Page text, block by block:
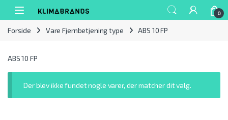
Spring til navigation
Gå til indhold
0
Forside Vare Fjernbetjening type ABS 10 FP
ABS 10 FP
Der blev ikke fundet nogle varer, der matcher dit valg.